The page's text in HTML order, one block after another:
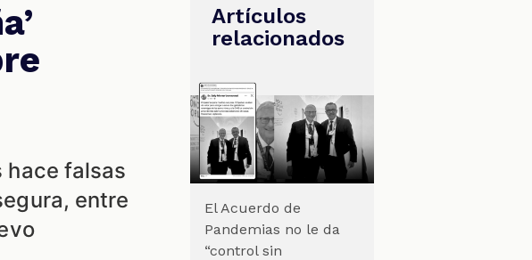
hace falsas
entre
Artículos
relacionados
El Acuerdo de
Pandemias no le da
“control sin